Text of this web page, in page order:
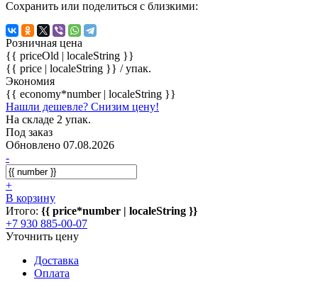
Сохранить или поделиться с близкими:
Розничная цена
{{ priceOld | localeString }}
{{ price | localeString }} / упак.
Экономия
{{ economy*number | localeString }}
Нашли дешевле? Снизим цену!
На складе 2 упак.
Под заказ
Обновлено 07.08.2026
-
+
В корзину
Итого: {{ price*number | localeString }}
+7 930 885-00-07
Уточнить цену
Доставка
Оплата